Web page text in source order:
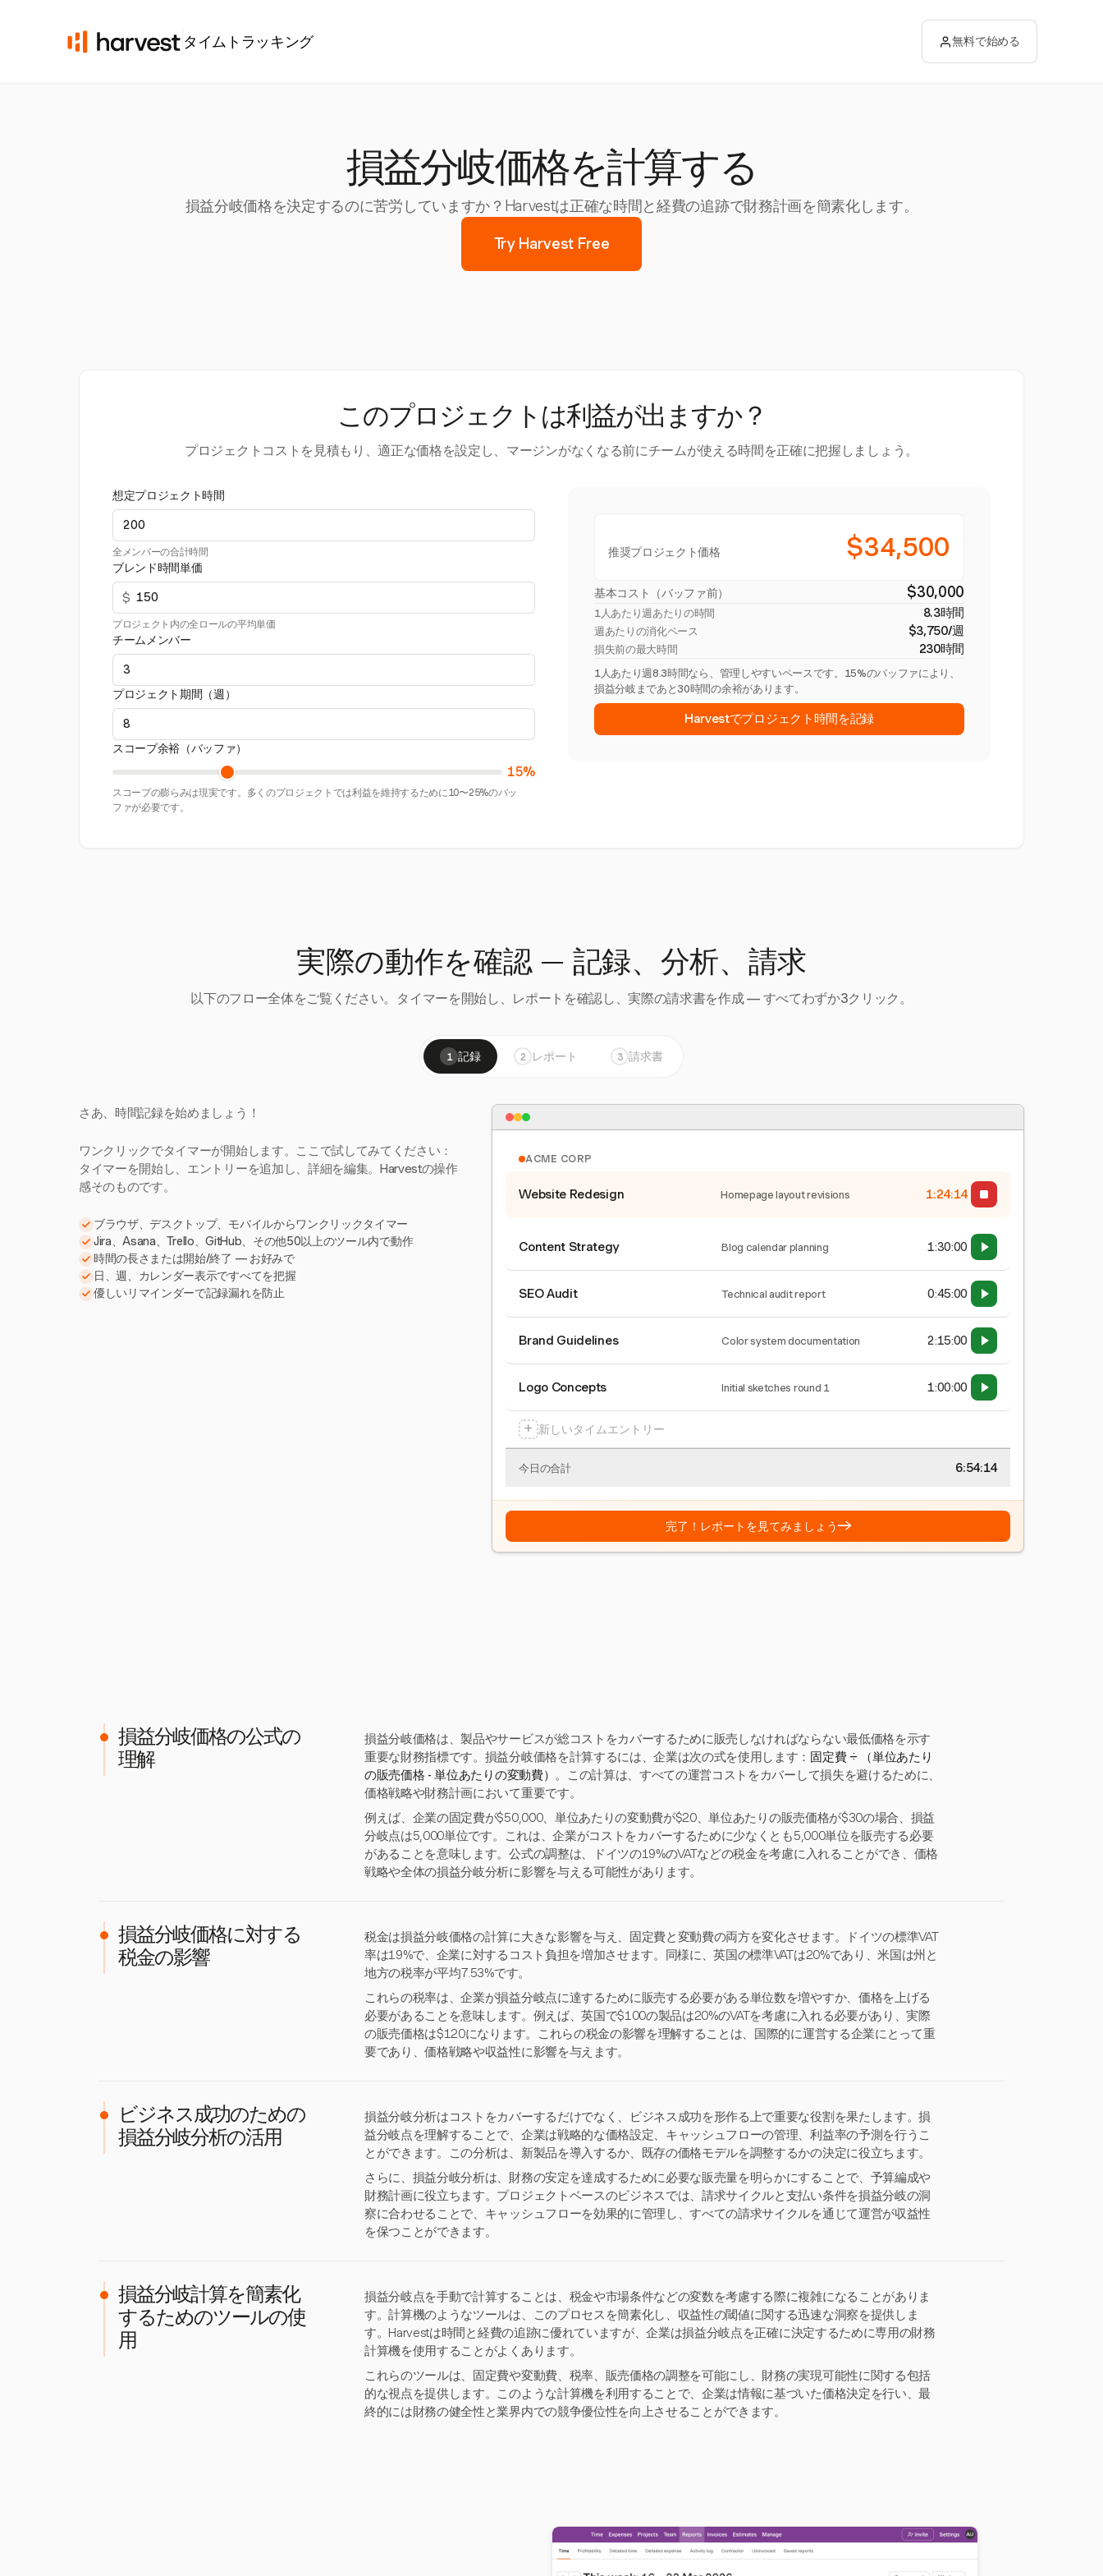
タイムトラッキング 無料で始める
損益分岐価格を計算する
損益分岐価格を決定するのに苦労していますか？Harvestは正確な時間と経費の追跡で財務計画を簡素化します。
Try Harvest Free
このプロジェクトは利益が出ますか？
プロジェクトコストを見積もり、適正な価格を設定し、マージンがなくなる前にチームが使える時間を正確に把握しましょう。
想定プロジェクト時間
全メンバーの合計時間
ブレンド時間単価
$
プロジェクト内の全ロールの平均単価
チームメンバー
プロジェクト期間（週）
スコープ余裕（バッファ）
15%
スコープの膨らみは現実です。多くのプロジェクトでは利益を維持するために10〜25%のバッ
ファが必要です。
推奨プロジェクト価格 $34,500
基本コスト（バッファ前） $30,000
1人あたり週あたりの時間 8.3時間
週あたりの消化ペース $3,750/週
損失前の最大時間 230時間
1人あたり週8.3時間なら、管理しやすいペースです。15%のバッファにより、
損益分岐まであと30時間の余裕があります。
Harvestでプロジェクト時間を記録
実際の動作を確認 — 記録、分析、請求
以下のフロー全体をご覧ください。タイマーを開始し、レポートを確認し、実際の請求書を作成 — すべてわずか3クリック。
1 記録 2 レポート 3 請求書
さあ、時間記録を始めましょう！
ワンクリックでタイマーが開始します。ここで試してみてください：
タイマーを開始し、エントリーを追加し、詳細を編集。Harvestの操作
感そのものです。
ブラウザ、デスクトップ、モバイルからワンクリックタイマー
Jira、Asana、Trello、GitHub、その他50以上のツール内で動作
時間の長さまたは開始/終了 — お好みで
日、週、カレンダー表示ですべてを把握
優しいリマインダーで記録漏れを防止
ACME CORP
Website Redesign Homepage layout revisions 1:24:15
Content Strategy Blog calendar planning 1:30:00
SEO Audit Technical audit report 0:45:00
Brand Guidelines Color system documentation 2:15:00
Logo Concepts Initial sketches round 1 1:00:00
+ 新しいタイムエントリー
今日の合計 6:54:15
完了！レポートを見てみましょう→
損益分岐価格の公式の
理解
損益分岐価格は、製品やサービスが総コストをカバーするために販売しなければならない最低価格を示す
重要な財務指標です。損益分岐価格を計算するには、企業は次の式を使用します： 固定費 ÷ （単位あたり
の販売価格 - 単位あたりの変動費） 。この計算は、すべての運営コストをカバーして損失を避けるために、
価格戦略や財務計画において重要です。
例えば、企業の固定費が$50,000、単位あたりの変動費が$20、単位あたりの販売価格が$30の場合、損益
分岐点は5,000単位です。これは、企業がコストをカバーするために少なくとも5,000単位を販売する必要
があることを意味します。公式の調整は、ドイツの19%のVATなどの税金を考慮に入れることができ、価格
戦略や全体の損益分岐分析に影響を与える可能性があります。
損益分岐価格に対する
税金の影響
税金は損益分岐価格の計算に大きな影響を与え、固定費と変動費の両方を変化させます。ドイツの標準VAT
率は19%で、企業に対するコスト負担を増加させます。同様に、英国の標準VATは20%であり、米国は州と
地方の税率が平均7.53%です。
これらの税率は、企業が損益分岐点に達するために販売する必要がある単位数を増やすか、価格を上げる
必要があることを意味します。例えば、英国で$100の製品は20%のVATを考慮に入れる必要があり、実際
の販売価格は$120になります。これらの税金の影響を理解することは、国際的に運営する企業にとって重
要であり、価格戦略や収益性に影響を与えます。
ビジネス成功のための
損益分岐分析の活用
損益分岐分析はコストをカバーするだけでなく、ビジネス成功を形作る上で重要な役割を果たします。損
益分岐点を理解することで、企業は戦略的な価格設定、キャッシュフローの管理、利益率の予測を行うこ
とができます。この分析は、新製品を導入するか、既存の価格モデルを調整するかの決定に役立ちます。
さらに、損益分岐分析は、財務の安定を達成するために必要な販売量を明らかにすることで、予算編成や
財務計画に役立ちます。プロジェクトベースのビジネスでは、請求サイクルと支払い条件を損益分岐の洞
察に合わせることで、キャッシュフローを効果的に管理し、すべての請求サイクルを通じて運営が収益性
を保つことができます。
損益分岐計算を簡素化
するためのツールの使
用
損益分岐点を手動で計算することは、税金や市場条件などの変数を考慮する際に複雑になることがありま
す。計算機のようなツールは、このプロセスを簡素化し、収益性の閾値に関する迅速な洞察を提供しま
す。Harvestは時間と経費の追跡に優れていますが、企業は損益分岐点を正確に決定するために専用の財務
計算機を使用することがよくあります。
これらのツールは、固定費や変動費、税率、販売価格の調整を可能にし、財務の実現可能性に関する包括
的な視点を提供します。このような計算機を利用することで、企業は情報に基づいた価格決定を行い、最
終的には財務の健全性と業界内での競争優位性を向上させることができます。